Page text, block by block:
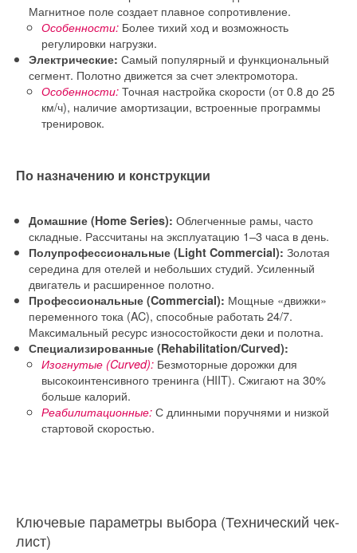
Магнитное поле создает плавное сопротивление.
Особенности: Более тихий ход и возможность
регулировки нагрузки.
Электрические: Самый популярный и функциональный
сегмент. Полотно движется за счет электромотора.
Особенности: Точная настройка скорости (от 0.8 до 25
км/ч), наличие амортизации, встроенные программы
тренировок.
По назначению и конструкции
Домашние (Home Series): Облегченные рамы, часто
складные. Рассчитаны на эксплуатацию 1–3 часа в день.
Полупрофессиональные (Light Commercial): Золотая
середина для отелей и небольших студий. Усиленный
двигатель и расширенное полотно.
Профессиональные (Commercial): Мощные «движки»
переменного тока (AC), способные работать 24/7.
Максимальный ресурс износостойкости деки и полотна.
Специализированные (Rehabilitation/Curved):
Изогнутые (Curved): Безмоторные дорожки для
высокоинтенсивного тренинга (HIIT). Сжигают на 30%
больше калорий.
Реабилитационные: С длинными поручнями и низкой
стартовой скоростью.
Ключевые параметры выбора (Технический чек-
лист)